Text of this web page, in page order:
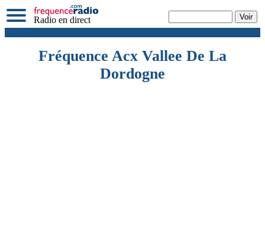
Radio en direct
Fréquence Acx Vallee De La
Dordogne